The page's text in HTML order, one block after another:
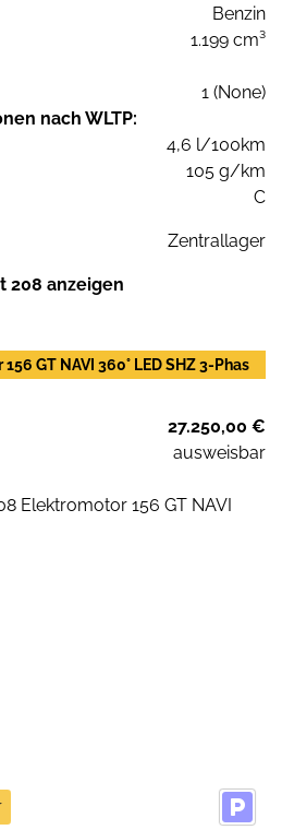
Benzin
1.199 cm³
1 (None)
nach WLTP:
4,6 l/100km
105 g/km
C
Zentrallager
208 anzeigen
GT NAVI 360° LED SHZ 3-Phas
27.250,00 €
ausweisbar